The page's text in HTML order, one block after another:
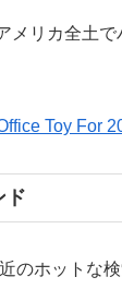
メリカ全土
Toy For
ド
のホットな